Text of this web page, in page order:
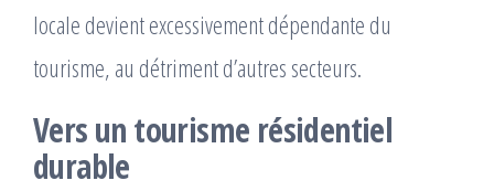
locale devient excessivement dépendante du
tourisme, au détriment d’autres secteurs.
Vers un tourisme résidentiel
durable